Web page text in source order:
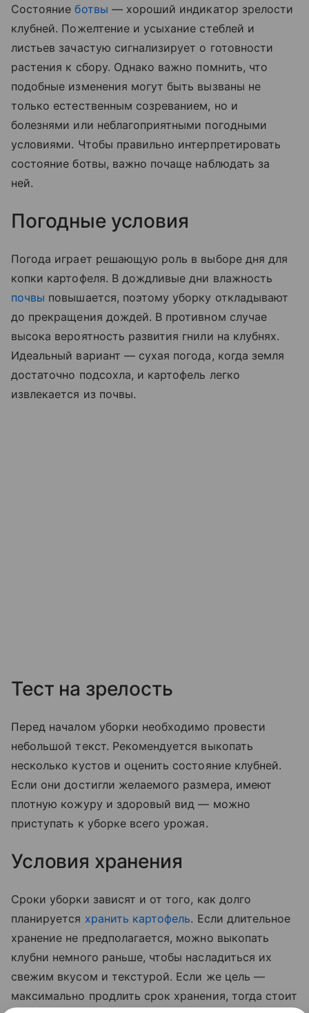
Состояниеботвы — хороший индикатор зрелости
клубней. Пожелтение и усыхание стеблей и
листьев зачастую сигнализирует о готовности
растения к сбору. Однако важно помнить, что
подобные изменения могут быть вызваны не
только естественным созреванием, но и
болезнями или неблагоприятными погодными
условиями. Чтобы правильно интерпретировать
состояние ботвы, важно почаще наблюдать за
ней.
Погодные условия
Погода играет решающую роль в выборе дня для
копки картофеля. В дождливые дни влажность
почвы повышается, поэтому уборку откладывают
до прекращения дождей. В противном случае
высока вероятность развития гнили на клубнях.
Идеальный вариант — сухая погода, когда земля
достаточно подсохла, и картофель легко
извлекается из почвы.
Тест на зрелость
Перед началом уборки необходимо провести
небольшой текст. Рекомендуется выкопать
несколько кустов и оценить состояние клубней.
Если они достигли желаемого размера, имеют
плотную кожуру и здоровый вид — можно
приступать к уборке всего урожая.
Условия хранения
Сроки уборки зависят и от того, как долго
планируется хранить картофель. Если длительное
хранение не предполагается, можно выкопать
клубни немного раньше, чтобы насладиться их
свежим вкусом и текстурой. Если же цель —
максимально продлить срок хранения, тогда стоит